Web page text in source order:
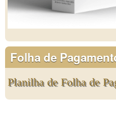
Folha de
Planilha de Folha de